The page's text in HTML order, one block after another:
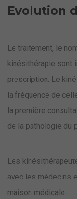
Evolution
Le traitement, le
kinésithérapie sont
prescription. Le
la fréquence de
la première
de la pathologie du
Les
avec les médecins
maison médicale.